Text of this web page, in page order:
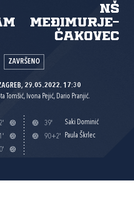
NŠ
Međimurje-
Čakovec
ZAVRŠENO
29.05.2022. 17:30
Tomšić, Ivona Pejić, Dario Pranjić.
2'
39'
Saki Dominić
90+2'
Paula Škrlec